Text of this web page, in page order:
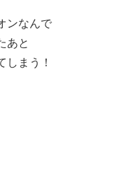
ンなんで
あと
まう！